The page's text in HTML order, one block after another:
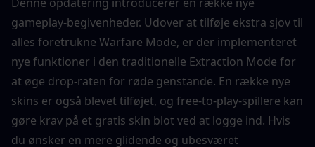
gameplay-begivenheder. Udover at tilføje ekstra sjov til
alles foretrukne Warfare Mode, er der implementeret
nye funktioner i den traditionelle Extraction Mode for
at øge drop-raten for røde genstande. En række nye
skins er også blevet tilføjet, og free-to-play-spillere kan
gøre krav på et gratis skin blot ved at logge ind. Hvis
du ønsker en mere glidende og ubesværet